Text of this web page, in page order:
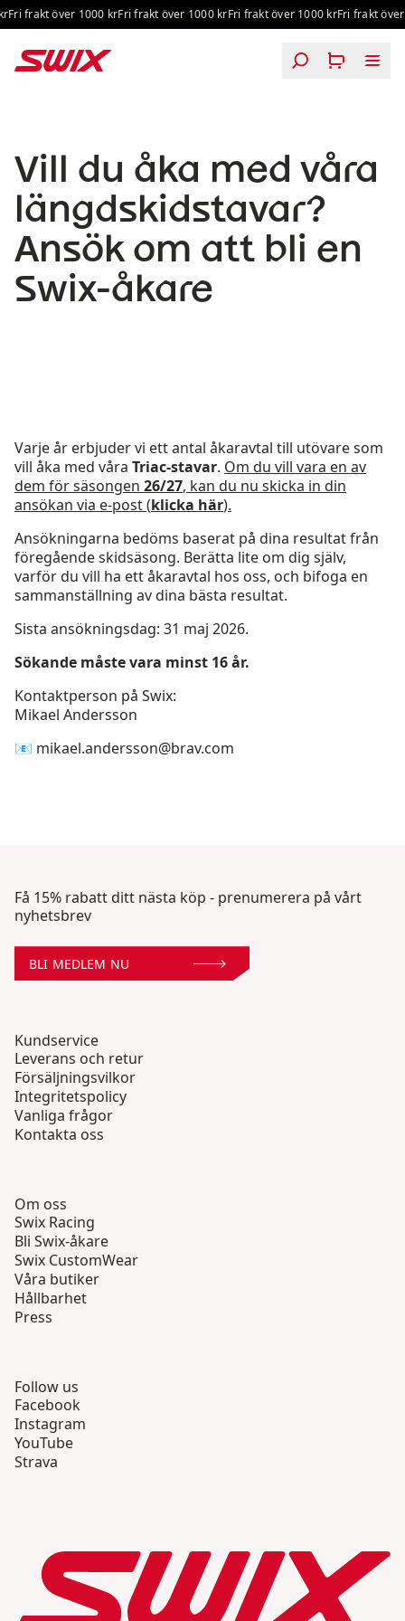
Hoppa till innehåll
Fri frakt över 1000 krFri frakt över 1000 krFri frakt över 1000 krFri frakt över
Vill du åka med våra
längdskidstavar?
Ansök om att bli en
Swix-åkare
Varje år erbjuder vi ett antal åkaravtal till utövare som
vill åka med våra Triac-stavar. Om du vill vara en av
dem för säsongen 26/27, kan du nu skicka in din
ansökan via e-post (klicka här).
Ansökningarna bedöms baserat på dina resultat från
föregående skidsäsong. Berätta lite om dig själv,
varför du vill ha ett åkaravtal hos oss, och bifoga en
sammanställning av dina bästa resultat.
Sista ansökningsdag: 31 maj 2026.
Sökande måste vara minst 16 år.
Kontaktperson på Swix:
Mikael Andersson
📧 mikael.andersson@brav.com
Få 15% rabatt ditt nästa köp - prenumerera på vårt
nyhetsbrev
BLI MEDLEM NU
Kundservice
Leverans och retur
Försäljningsvilkor
Integritetspolicy
Vanliga frågor
Kontakta oss
Om oss
Swix Racing
Bli Swix-åkare
Swix CustomWear
Våra butiker
Hållbarhet
Press
Follow us
Facebook
Instagram
YouTube
Strava